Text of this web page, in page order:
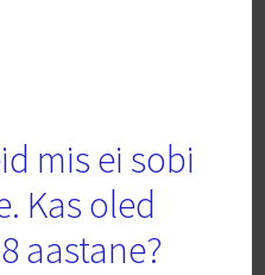
mis ei sobi
Kas oled
aastane?